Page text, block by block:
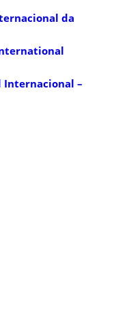
da
Internacional –